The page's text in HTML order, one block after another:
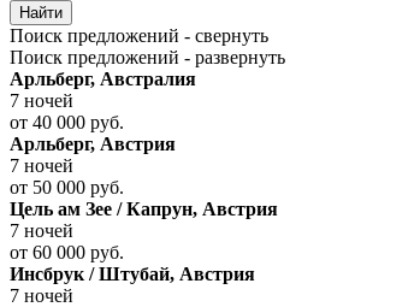
Поиск предложений - свернуть
Поиск предложений - развернуть
Арльберг, Австралия
7 ночей
от 40 000 руб.
Арльберг, Австрия
7 ночей
от 50 000 руб.
Цель ам Зее / Капрун, Австрия
7 ночей
от 60 000 руб.
Инсбрук / Штубай, Австрия
7 ночей